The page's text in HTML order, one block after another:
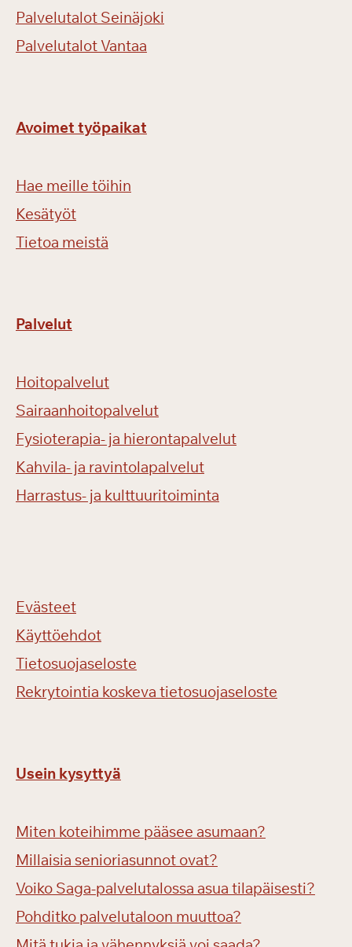
Palvelutalot Seinäjoki
Palvelutalot Vantaa
Avoimet työpaikat
Hae meille töihin
Kesätyöt
Tietoa meistä
Palvelut
Hoitopalvelut
Sairaanhoitopalvelut
Fysioterapia- ja hierontapalvelut
Kahvila- ja ravintolapalvelut
Harrastus- ja kulttuuritoiminta
Evästeet
Käyttöehdot
Tietosuojaseloste
Rekrytointia koskeva tietosuojaseloste
Usein kysyttyä
Miten koteihimme pääsee asumaan?
Millaisia senioriasunnot ovat?
Voiko Saga-palvelutalossa asua tilapäisesti?
Pohditko palvelutaloon muuttoa?